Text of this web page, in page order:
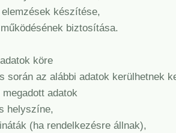
készítése,
biztosítása.
köre
során az alábbi adatok kerülhetnek
megadott adatok
helyszíne,
(ha rendelkezésre állnak),